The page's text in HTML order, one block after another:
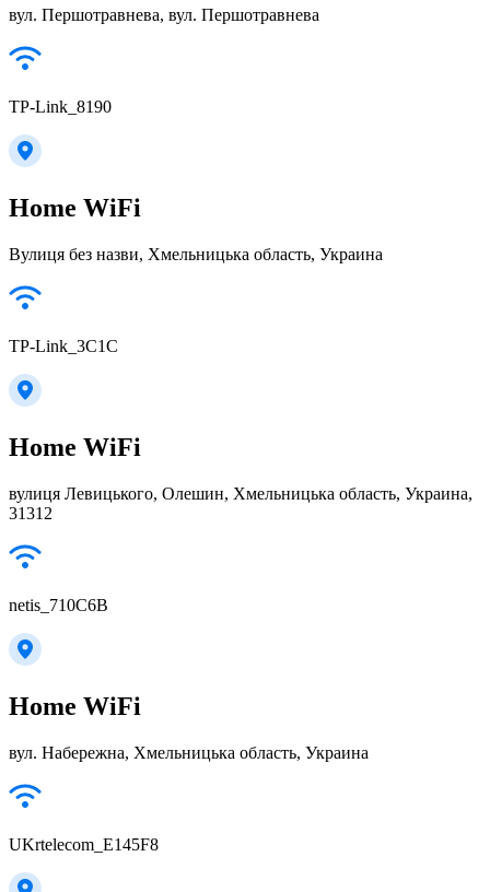
вул. Першотравнева, вул. Першотравнева
TP-Link_8190
Home WiFi
Вулиця без назви, Хмельницька область, Украина
TP-Link_3C1C
Home WiFi
вулиця Левицького, Олешин, Хмельницька область, Украина,
31312
netis_710C6B
Home WiFi
вул. Набережна, Хмельницька область, Украина
UKrtelecom_E145F8